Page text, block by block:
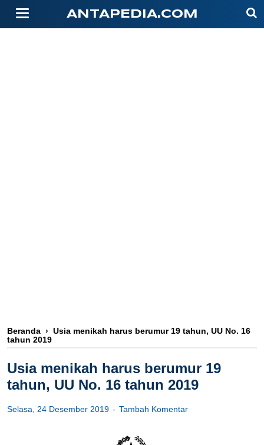
ANTAPEDIA.COM
Beranda › Usia menikah harus berumur 19 tahun, UU No. 16
tahun 2019
Usia menikah harus berumur 19
tahun, UU No. 16 tahun 2019
Selasa, 24 Desember 2019 Tambah Komentar